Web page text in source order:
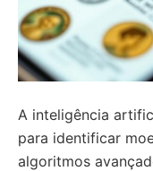
A inteligência
para identificar
algoritmos